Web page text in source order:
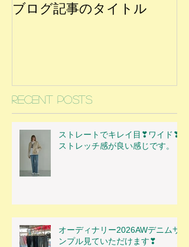
ブログ記事のタイトル
Recent Posts
ストレートでキレイ目❣ワイド❣
ストレッチ感が良い感じです。
オーディナリー2026AWデニムサ
ンプル見ていただけます❣